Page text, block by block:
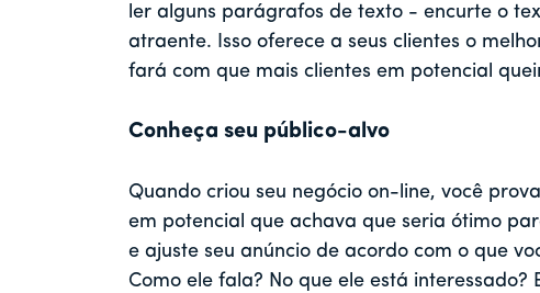
ler alguns parágrafos de texto - encurte o
atraente. Isso oferece a seus clientes o
fará com que mais clientes em potencial
Conheça seu público-alvo
Quando criou seu negócio on-line, você
em potencial que achava que seria ótimo
e ajuste seu anúncio de acordo com o que
Como ele fala? No que ele está interessado?